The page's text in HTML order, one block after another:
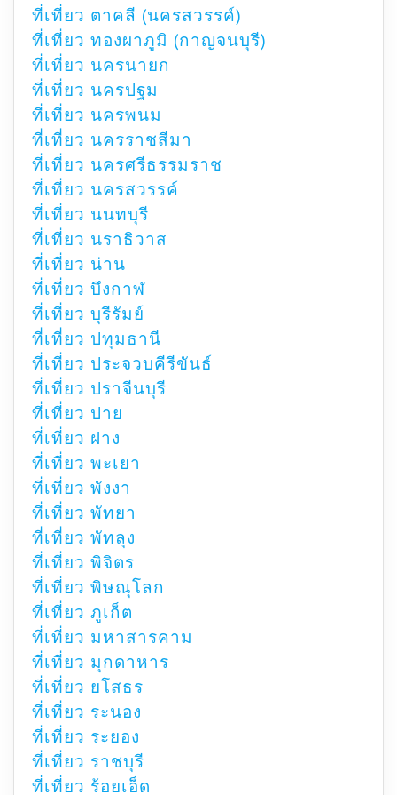
ที่เที่ยว ตาคลี (นครสวรรค์)
ที่เที่ยว ทองผาภูมิ (กาญจนบุรี)
ที่เที่ยว นครนายก
ที่เที่ยว นครปฐม
ที่เที่ยว นครพนม
ที่เที่ยว นครราชสีมา
ที่เที่ยว นครศรีธรรมราช
ที่เที่ยว นครสวรรค์
ที่เที่ยว นนทบุรี
ที่เที่ยว นราธิวาส
ที่เที่ยว น่าน
ที่เที่ยว บึงกาฬ
ที่เที่ยว บุรีรัมย์
ที่เที่ยว ปทุมธานี
ที่เที่ยว ประจวบคีรีขันธ์
ที่เที่ยว ปราจีนบุรี
ที่เที่ยว ปาย
ที่เที่ยว ฝาง
ที่เที่ยว พะเยา
ที่เที่ยว พังงา
ที่เที่ยว พัทยา
ที่เที่ยว พัทลุง
ที่เที่ยว พิจิตร
ที่เที่ยว พิษณุโลก
ที่เที่ยว ภูเก็ต
ที่เที่ยว มหาสารคาม
ที่เที่ยว มุกดาหาร
ที่เที่ยว ยโสธร
ที่เที่ยว ระนอง
ที่เที่ยว ระยอง
ที่เที่ยว ราชบุรี
ที่เที่ยว ร้อยเอ็ด